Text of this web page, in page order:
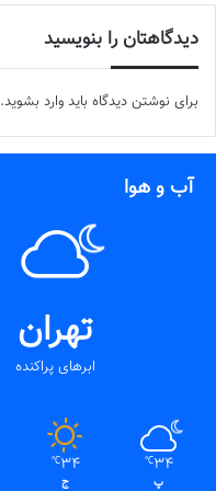
برچسب ها
دیدگاهتان را بنویسید
برای نوشتن دیدگاه باید وارد بشوید.
آب و هوا
تهران
ابرهای پراکنده
34
℃
پ
34
℃
ج